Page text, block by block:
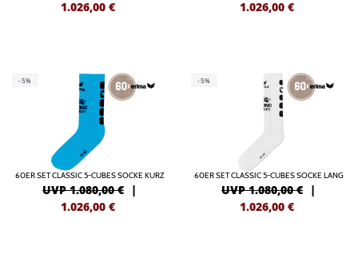
1.026,00 € 1.026,00 €
-5%
60ER SET CLASSIC 5-CUBES SOCKE KURZ
UVP 1.080,00 € |
1.026,00 €
-5%
60ER SET CLASSIC 5-CUBES SOCKE LANG
UVP 1.080,00 € |
1.026,00 €